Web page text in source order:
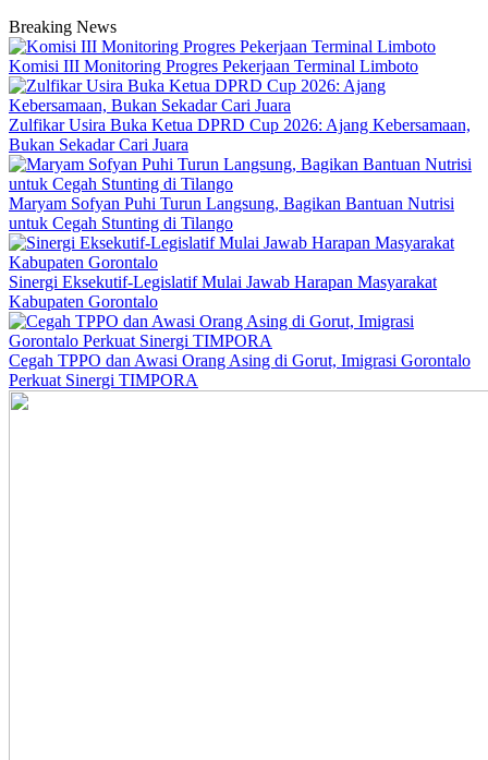
Breaking News
Komisi III Monitoring Progres Pekerjaan Terminal Limboto
Zulfikar Usira Buka Ketua DPRD Cup 2026: Ajang Kebersamaan,
Bukan Sekadar Cari Juara
Maryam Sofyan Puhi Turun Langsung, Bagikan Bantuan Nutrisi
untuk Cegah Stunting di Tilango
Sinergi Eksekutif-Legislatif Mulai Jawab Harapan Masyarakat
Kabupaten Gorontalo
Cegah TPPO dan Awasi Orang Asing di Gorut, Imigrasi Gorontalo
Perkuat Sinergi TIMPORA